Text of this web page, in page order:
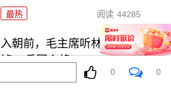
最热 阅读 44285
入朝前，毛主席听林帅建议：换
掉13兵团主将
0 0